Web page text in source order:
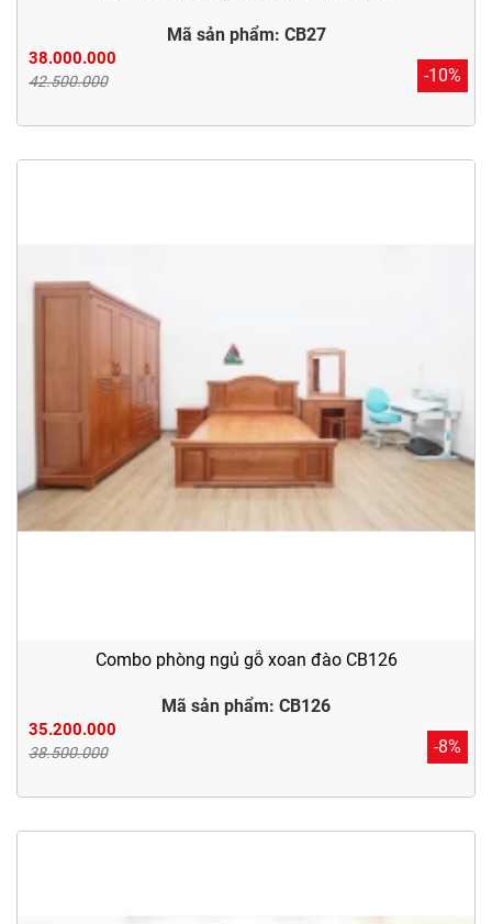
Mã sản phẩm: CB27
38.000.000
42.500.000 -10%
Combo phòng ngủ gỗ xoan đào CB126
Mã sản phẩm: CB126
35.200.000
38.500.000 -8%